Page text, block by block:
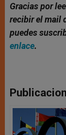
Gracias por
recibir el mail
puedes
enlace.